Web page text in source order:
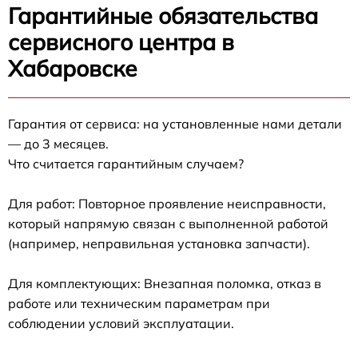
Гарантийные обязательства
сервисного центра в
Хабаровске
Гарантия от сервиса: на установленные нами детали
— до 3 месяцев.
Что считается гарантийным случаем?
Для работ: Повторное проявление неисправности,
который напрямую связан с выполненной работой
(например, неправильная установка запчасти).
Для комплектующих: Внезапная поломка, отказ в
работе или техническим параметрам при
соблюдении условий эксплуатации.